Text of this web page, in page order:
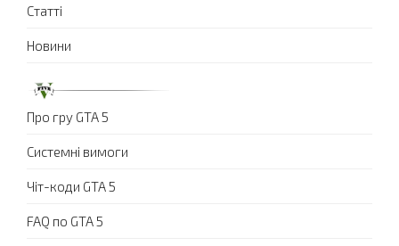
Статті
Новини
Про гру GTA 5
Системні вимоги
Чіт-коди GTA 5
FAQ по GTA 5